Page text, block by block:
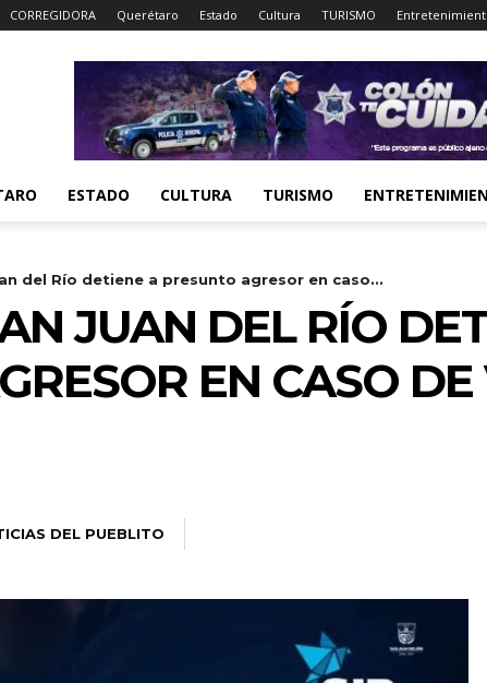
CORREGIDORA Querétaro Estado Cultura TURISMO
ESTADO CULTURA TURISMO
del Río detiene a presunto agresor en caso...
JUAN DEL RÍO
EN CASO
DEL PUEBLITO